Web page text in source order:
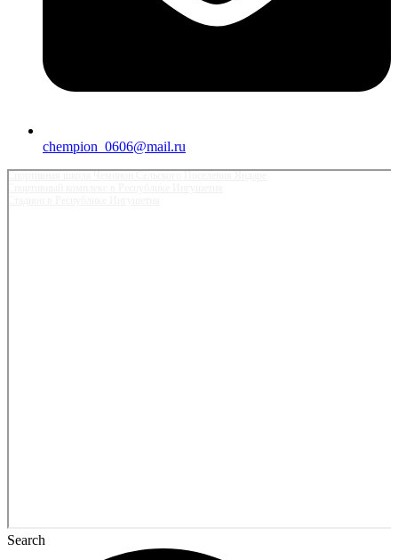
chempion_0606@mail.ru
Спортивная школа Чемпион Сельского Поселения Яндаре
Search